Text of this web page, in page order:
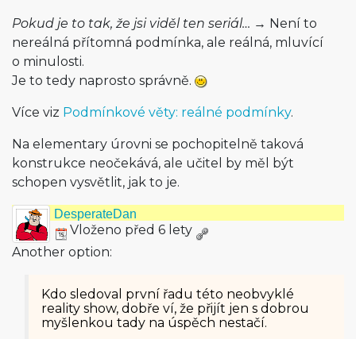
Pokud je to tak, že jsi viděl ten seriál… → Není to
nereálná přítomná podmínka, ale reálná, mluvící
o minulosti.
Je to tedy naprosto správně.
Více viz Podmínkové věty: reálné podmínky.
Na elementary úrovni se pochopitelně taková
konstrukce neočekává, ale učitel by měl být
schopen vysvětlit, jak to je.
DesperateDan
Vloženo před 6 lety
Another option:
Kdo sledoval první řadu této neobvyklé
reality show, dobře ví, že přijít jen s dobrou
myšlenkou tady na úspěch nestačí.